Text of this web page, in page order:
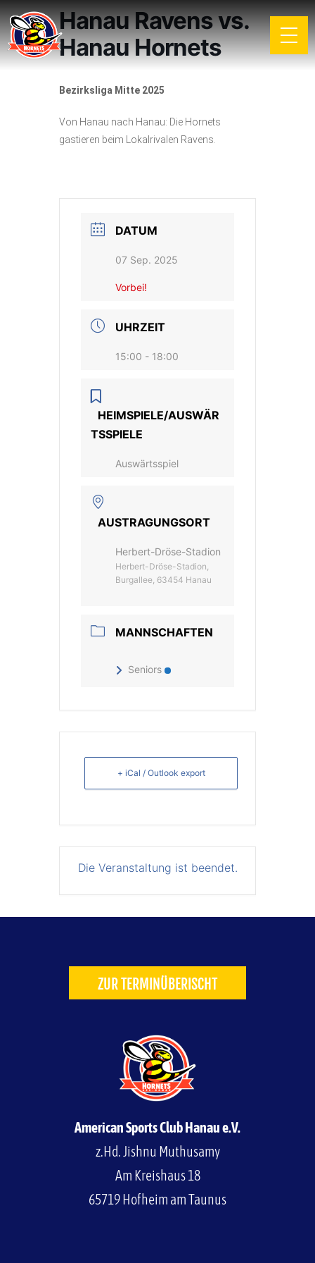
Hanau Ravens vs.
Hanau Hornets
Bezirksliga Mitte 2025
Von Hanau nach Hanau: Die Hornets
gastieren beim Lokalrivalen Ravens.
DATUM
07 Sep. 2025
Vorbei!
UHRZEIT
15:00 - 18:00
HEIMSPIELE/AUSWÄR
TSSPIELE
Auswärtsspiel
AUSTRAGUNGSORT
Herbert-Dröse-Stadion
Herbert-Dröse-Stadion,
Burgallee, 63454 Hanau
MANNSCHAFTEN
Seniors
+ iCal / Outlook export
Die Veranstaltung ist beendet.
ZUR TERMINÜBERISCHT
American Sports Club Hanau e.V.
z.Hd. Jishnu Muthusamy
Am Kreishaus 18
65719 Hofheim am Taunus